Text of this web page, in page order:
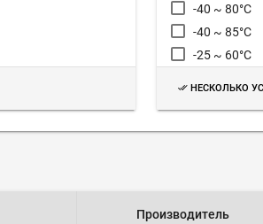
-40 ~ 80°C
-40 ~ 85°C
-25 ~ 60°C
-10 ~ 60°C
НЕСКОЛЬКО
Производитель